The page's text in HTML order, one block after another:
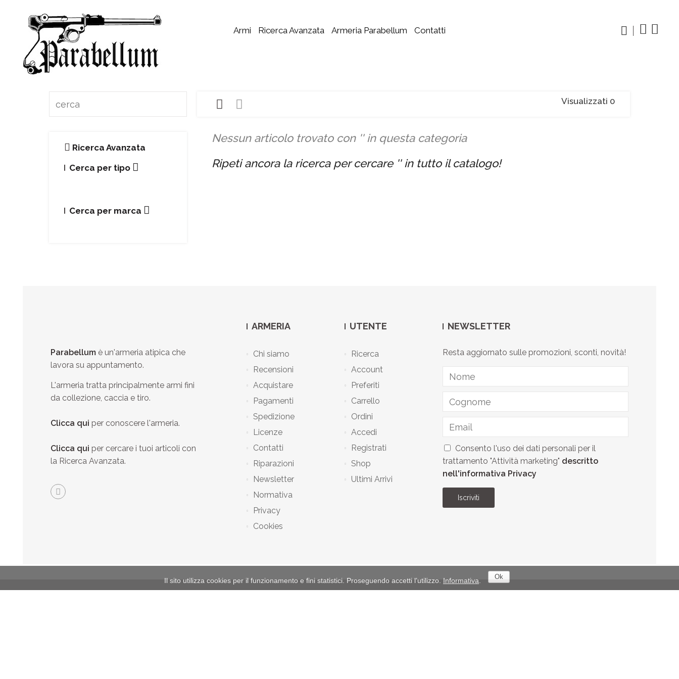
Armi Ricerca Avanzata Armeria Parabellum Contatti
Visualizzati 0
Nessun articolo trovato con '' in questa categoria
Ripeti ancora la ricerca per cercare '' in tutto il catalogo!
Ricerca Avanzata
Cerca per tipo
Cerca per marca
Il sito utilizza cookies per il funzionamento e fini statistici. Proseguendo accetti l’utilizzo. Informativa Ok
Parabellum è un'armeria atipica che
lavora su appuntamento.
L'armeria tratta principalmente armi fini
da collezione, caccia e tiro.
Clicca qui per conoscere l'armeria.
Clicca qui per cercare i tuoi articoli con
la Ricerca Avanzata.
ARMERIA
Chi siamo
Recensioni
Acquistare
Pagamenti
Spedizione
Licenze
Contatti
Riparazioni
Newsletter
Normativa
Privacy
Cookies
UTENTE
Ricerca
Account
Preferiti
Carrello
Ordini
Accedi
Registrati
Shop
Ultimi Arrivi
NEWSLETTER
Resta aggiornato sulle promozioni, sconti, novità!
Consento l'uso dei dati personali per il
trattamento "Attività marketing" descritto
nell'informativa Privacy
Iscriviti